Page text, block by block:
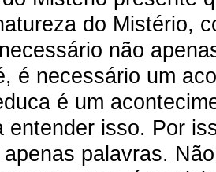
do Mistério,
não
é necessário um
é um
entender isso. Por
palavras.